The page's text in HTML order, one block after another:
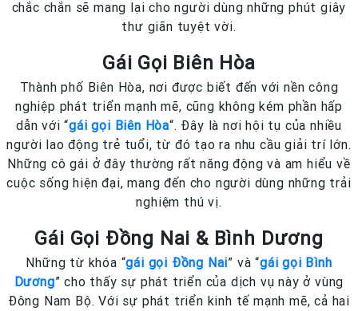
chắc chắn sẽ mang lại cho người dùng những phút giây
thư giãn tuyệt vời.
Gái Gọi Biên Hòa
Thành phố Biên Hòa, nơi được biết đến với nền công
nghiệp phát triển mạnh mẽ, cũng không kém phần hấp
dẫn với “gái gọi Biên Hòa“. Đây là nơi hội tụ của nhiều
người lao động trẻ tuổi, từ đó tạo ra nhu cầu giải trí lớn.
Những cô gái ở đây thường rất năng động và am hiểu về
cuộc sống hiện đại, mang đến cho người dùng những trải
nghiệm thú vị.
Gái Gọi Đồng Nai & Bình Dương
Những từ khóa “gái gọi Đồng Nai” và “gái gọi Bình
Dương” cho thấy sự phát triển của dịch vụ này ở vùng
Đông Nam Bộ. Với sự phát triển kinh tế mạnh mẽ, cả hai